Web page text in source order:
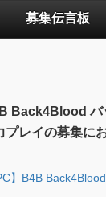
募集伝言板
Back4Blood
プレイの募集に
】B4B